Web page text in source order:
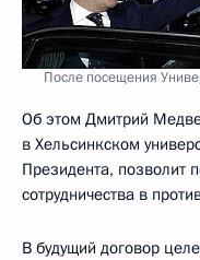
После посещения
Об этом Дмитрий
в Хельсинкском
Президента, позволит
сотрудничества в
В будущий договор